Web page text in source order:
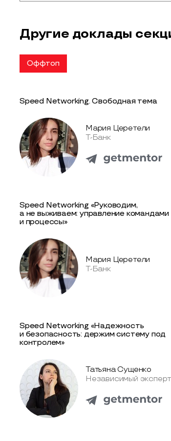
Другие доклады
Оффтоп
Speed Networking. Свободная тема
Мария Церетели
Т-Банк
Speed Networking «Руководим,
а не выживаем: управление командами
и процессы»
Мария Церетели
Т-Банк
Speed Networking «Надежность
и безопасность: держим систему под
контролем»
Татьяна Сущенко
Независимый эксперт